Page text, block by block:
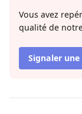
Vous avez
qualité de
Signaler